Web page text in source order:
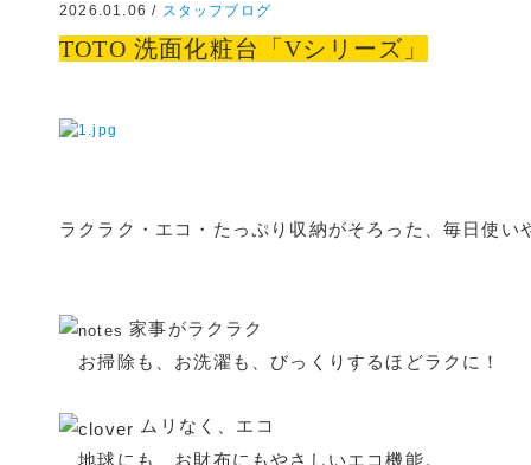
2026.01.06 / スタッフブログ
TOTO 洗面化粧台「Vシリーズ」
ラクラク・エコ・たっぷり収納がそろった、毎日使い
家事がラクラク
お掃除も、お洗濯も、びっくりするほどラクに！
ムリなく、エコ
地球にも、お財布にもやさしいエコ機能。